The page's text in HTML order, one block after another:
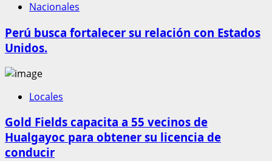
Nacionales
Perú busca fortalecer su relación con Estados
Unidos.
Locales
Gold Fields capacita a 55 vecinos de
Hualgayoc para obtener su licencia de
conducir